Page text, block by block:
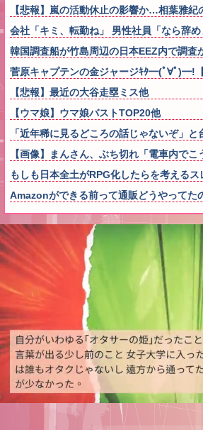
【悲報】嵐の活動休止の影響か…相葉雅
会社「キミ、転勤ね」 男性社員「なら辞
韓国調査船が竹島周辺の日本EEZ内で調
菅原キャプテンの金ジャージｷﾀ━(ﾟ∀ﾟ)━!
【悲報】最近の大谷走塁ミス他
【ウマ娘】ウマ娘バストTOP20他
「近年稀に見るどころの話じゃないぞ」
【画像】まんさん、ぶち切れ「電車内で
もしも日本全土がRPG化したらを考えるス
Amazonができる前って通販どうやってた